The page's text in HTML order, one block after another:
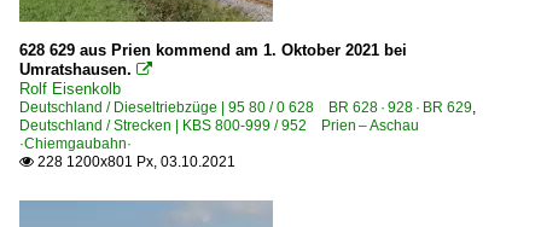
628 629 aus Prien kommend am 1. Oktober 2021 bei
Umratshausen. 
Rolf Eisenkolb
Deutschland / Dieseltriebzüge | 95 80 / 0 628 BR 628 · 928 · BR 629,
Deutschland / Strecken | KBS 800-999 / 952 Prien – Aschau
·Chiemgaubahn·
 228 1200x801 Px, 03.10.2021